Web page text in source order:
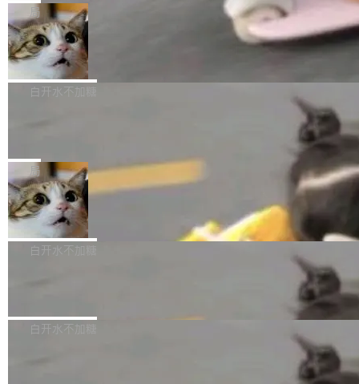
了。 闲置的 cell 会休眠到几乎不占资源。当 cel
l 迁移或唤醒时，新宿主从 S3 恢复 SQLite 数据
库继续执行。存储库是持久化的唯一真相...
例如iQOO Z11i、REDMI Note 17、REDMI No
te 17 Pro、OPPO K15，要么是vivo X300 E这
样的次旗舰。 Galaxy Z Fold8 Ultra / Z Fold8 /
Z Flip8三款折叠屏新机均在7月22日发布，且全
部搭载骁龙8 Elite Gen5 for Galaxy，它们本该
个在 git commit 之间记录每一次编辑操作的版
本控制系统。目前处于 Early Access 阶段。 De
ltaDB 的核心思路直接写在 landing page 最显
眼的位置：「Software is made between com
mits」——软件是在 commit 之间写出来的。git
是把这段空隙补上。 回退到任何一次编辑：Delt
aDB 捕获 commit 之间的每一次操作，...
局
SpaceXAI 单季资本开支达 183 亿美元
根据风险投资人Tomer Tunguz 博客（VC 分
析）披露的最新分析与第二季度业绩报告，Spac
微软同期总资本开支的四成。 与亚马逊、Alpha
bet、微软以及 Meta 等传统科技巨头相比，Spa
ceXAI的资金消耗速度尤为引人瞩目。然而，支
撑庞大支出的资金来源却呈现出截然不同的面
貌。数据显示，微软和 Meta 主要依托充沛的经
白开水不加糖
一个在终端里运行的编程 agent；Muse Spark
1.2，驱动这个 agent 的新模型。一句话概括：
你可以用 curl -fsSL https://dev.meta.ai/install.
sh | bash 安装一个能在大项目里自动规划、写
代码、验证结果的 AI 终端工具。 据介绍，Muse
个主 agent 循环，外加一组后台 agent。这些后
局
美团开源 LoHoSearch，用知识图谱校
准 AI 能力认知
机器出题的前提，是让机器拥有全局视野。整个
构建流程可以分为四个环节：建图 → 控制难度
白开水不加糖
库，并将作为transport接入Mooncake TENT。
白开水不加糖